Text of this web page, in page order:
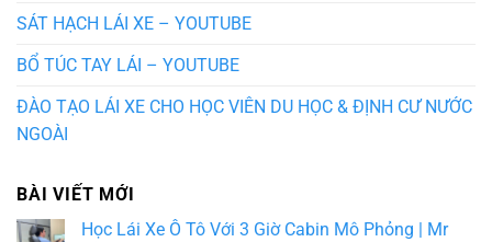
SÁT HẠCH LÁI XE – YOUTUBE
BỔ TÚC TAY LÁI – YOUTUBE
ĐÀO TẠO LÁI XE CHO HỌC VIÊN DU HỌC & ĐỊNH CƯ NƯỚC
NGOÀI
BÀI VIẾT MỚI
Học Lái Xe Ô Tô Với 3 Giờ Cabin Mô Phỏng | Mr